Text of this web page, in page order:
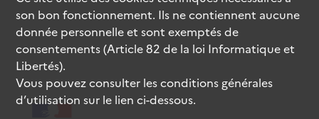
son bon fonctionnement. Ils ne contiennent aucune
donnée personnelle et sont exemptés de
consentements (Article 82 de la loi Informatique et
Libertés).
Vous pouvez consulter les conditions générales
d’utilisation sur le lien ci-dessous.